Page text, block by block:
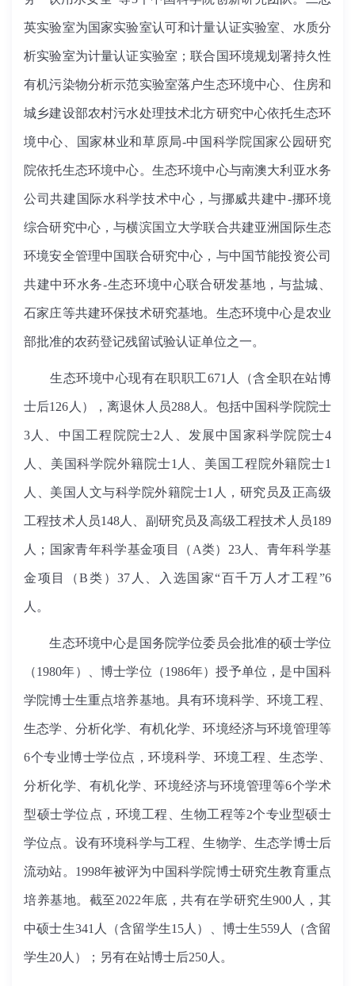
英实验室为国家实验室认可和计量认证实验室、水质分
析实验室为计量认证实验室；联合国环境规划署持久性
有机污染物分析示范实验室落户生态环境中心、住房和
城乡建设部农村污水处理技术北方研究中心依托生态环
境中心、国家林业和草原局-中国科学院国家公园研究
院依托生态环境中心。生态环境中心与南澳大利亚水务
公司共建国际水科学技术中心，与挪威共建中-挪环境
综合研究中心，与横滨国立大学联合共建亚洲国际生态
环境安全管理中国联合研究中心，与中国节能投资公司
共建中环水务-生态环境中心联合研发基地，与盐城、
石家庄等共建环保技术研究基地。生态环境中心是农业
部批准的农药登记残留试验认证单位之一。
生态环境中心现有在职职工671人（含全职在站博
士后126人），离退休人员288人。包括中国科学院院士
3人、中国工程院院士2人、发展中国家科学院院士4
人、美国科学院外籍院士1人、美国工程院外籍院士1
人、美国人文与科学院外籍院士1人，研究员及正高级
工程技术人员148人、副研究员及高级工程技术人员189
人；国家青年科学基金项目（A类）23人、青年科学基
金项目（B类）37人、入选国家“百千万人才工程”6
人。
生态环境中心是国务院学位委员会批准的硕士学位
（1980年）、博士学位（1986年）授予单位，是中国科
学院博士生重点培养基地。具有环境科学、环境工程、
生态学、分析化学、有机化学、环境经济与环境管理等
6个专业博士学位点，环境科学、环境工程、生态学、
分析化学、有机化学、环境经济与环境管理等6个学术
型硕士学位点，环境工程、生物工程等2个专业型硕士
学位点。设有环境科学与工程、生物学、生态学博士后
流动站。1998年被评为中国科学院博士研究生教育重点
培养基地。截至2022年底，共有在学研究生900人，其
中硕士生341人（含留学生15人）、博士生559人（含留
学生20人）；另有在站博士后250人。